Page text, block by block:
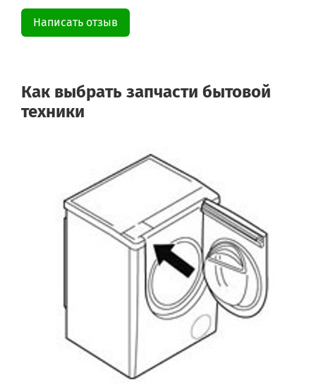
Написать отзыв
Как выбрать запчасти бытовой
техники